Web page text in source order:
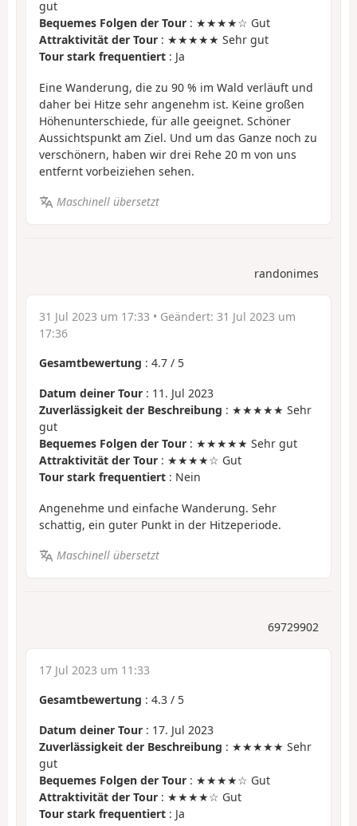
gut
Bequemes Folgen der Tour : ★★★★☆ Gut
Attraktivität der Tour : ★★★★★ Sehr gut
Tour stark frequentiert : Ja
Eine Wanderung, die zu 90 % im Wald verläuft und
daher bei Hitze sehr angenehm ist. Keine großen
Höhenunterschiede, für alle geeignet. Schöner
Aussichtspunkt am Ziel. Und um das Ganze noch zu
verschönern, haben wir drei Rehe 20 m von uns
entfernt vorbeiziehen sehen.
Maschinell übersetzt
randonimes
31 Jul 2023 um 17:33 • Geändert: 31 Jul 2023 um
17:36
Gesamtbewertung : 4.7 / 5
Datum deiner Tour : 11. Jul 2023
Zuverlässigkeit der Beschreibung : ★★★★★ Sehr
gut
Bequemes Folgen der Tour : ★★★★★ Sehr gut
Attraktivität der Tour : ★★★★☆ Gut
Tour stark frequentiert : Nein
Angenehme und einfache Wanderung. Sehr
schattig, ein guter Punkt in der Hitzeperiode.
Maschinell übersetzt
69729902
17 Jul 2023 um 11:33
Gesamtbewertung : 4.3 / 5
Datum deiner Tour : 17. Jul 2023
Zuverlässigkeit der Beschreibung : ★★★★★ Sehr
gut
Bequemes Folgen der Tour : ★★★★☆ Gut
Attraktivität der Tour : ★★★★☆ Gut
Tour stark frequentiert : Ja